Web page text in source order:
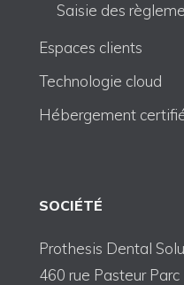
Saisie des
Espaces clients
Technologie cloud
Hébergement
SOCIÉTÉ
Prothesis Dental
460 rue Pasteur